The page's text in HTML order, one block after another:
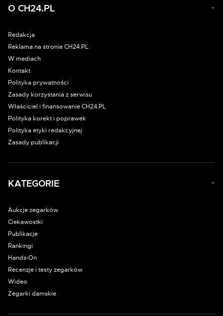
O CH24.PL
Redakcja
Reklama na stronie CH24.PL
W mediach
Kontakt
Polityka prywatności
Zasady korzystania z serwisu
Właściciel i finansowanie CH24.PL
Polityka korekt i poprawek
Polityka etyki redakcyjnej
Zasady publikacji
KATEGORIE
Aukcje zegarków
Ciekawostki
Publikacje
Rankingi
Hands-On
Recenzje i testy zegarków
Wideo
Zegarki damskie